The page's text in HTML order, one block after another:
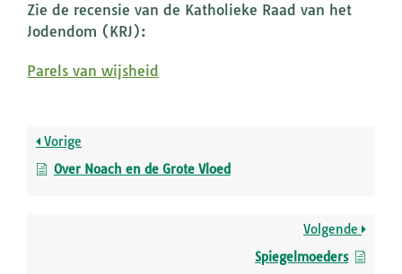
Zie de recensie van de Katholieke Raad van het
Jodendom (KRJ):
Parels van wijsheid
Vorige
Over Noach en de Grote Vloed
Volgende
Spiegelmoeders